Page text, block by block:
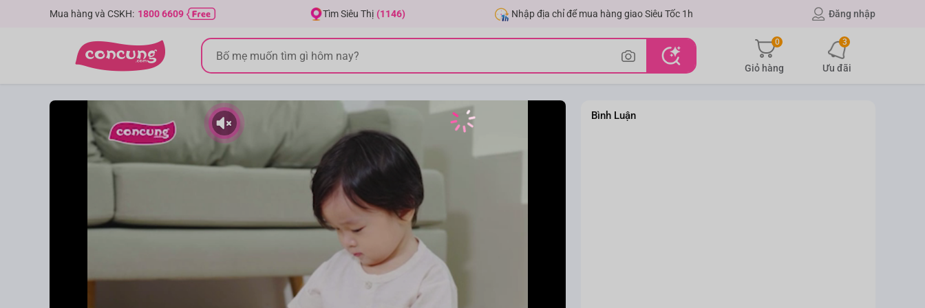
Mua hàng và CSKH: 1800 6609 Tìm Siêu Thị (1146) Nhập địa chỉ để mua hàng giao Siêu Tốc 1h Đăng nhập
0
Giỏ hàng
3
Ưu đãi
Bình Luận